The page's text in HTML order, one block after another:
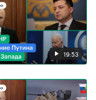
19:53